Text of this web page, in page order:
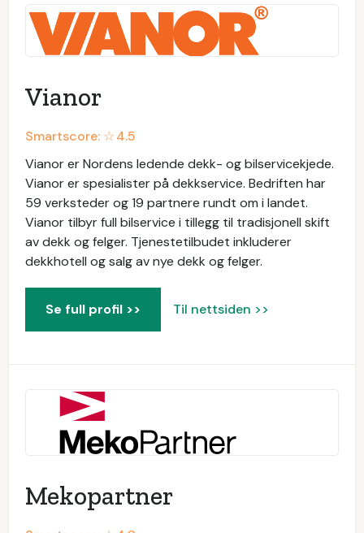
Vianor
Smartscore: ☆4.5
Vianor er Nordens ledende dekk- og bilservicekjede.
Vianor er spesialister på dekkservice. Bedriften har
59 verksteder og 19 partnere rundt om i landet.
Vianor tilbyr full bilservice i tillegg til tradisjonell skift
av dekk og felger. Tjenestetilbudet inkluderer
dekkhotell og salg av nye dekk og felger.
Se full profil >> Til nettsiden >>
Mekopartner